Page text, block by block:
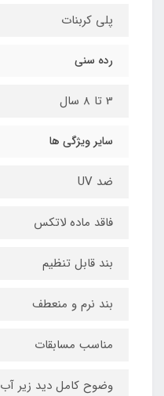
پلی کربنات
رده سنی
3 تا 8 سال
سایر ویژگی ها
ضد UV
فاقد ماده لاتکس
بند قابل تنظیم
بند نرم و منعطف
مناسب مسابقات
وضوح کامل دید زیر آب